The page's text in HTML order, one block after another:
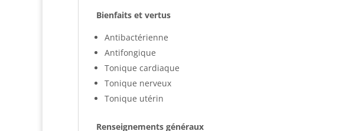
Bienfaits et vertus
Antibactérienne
Antifongique
Tonique cardiaque
Tonique nerveux
Tonique utérin
Renseignements généraux